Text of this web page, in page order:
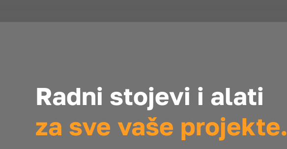
Radni stojevi i alati
za sve vaše projekte.